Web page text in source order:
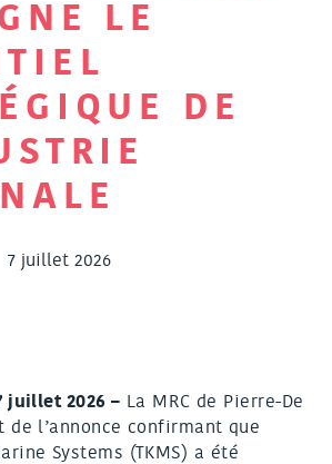
LE
DE
7 juillet 2026
juillet 2026 – La MRC de Pierre-De
de l’annonce confirmant que
Systems (TKMS) a été